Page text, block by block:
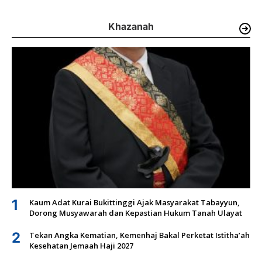
Khazanah
1
Kaum Adat Kurai Bukittinggi Ajak Masyarakat Tabayyun,
Dorong Musyawarah dan Kepastian Hukum Tanah Ulayat
2
Tekan Angka Kematian, Kemenhaj Bakal Perketat Istitha’ah
Kesehatan Jemaah Haji 2027